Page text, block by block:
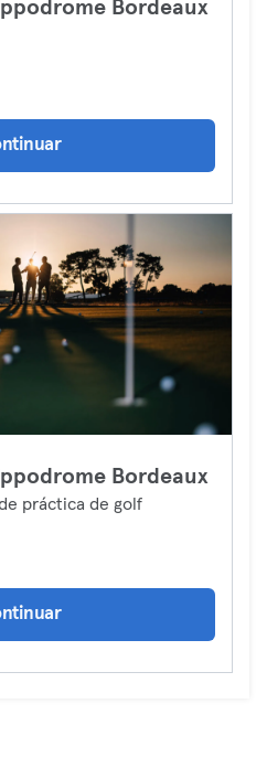
Bordeaux
Bordeaux
práctica de golf